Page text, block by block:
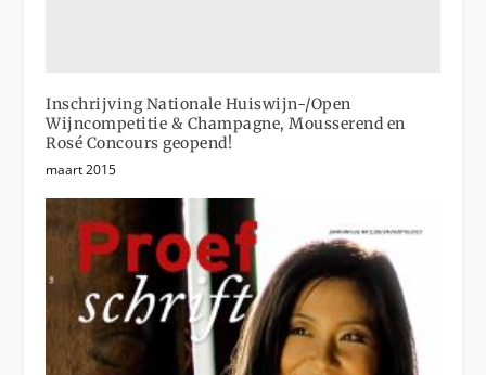
Inschrijving Nationale Huiswijn-/Open
Wijncompetitie & Champagne, Mousserend en
Rosé Concours geopend!
maart 2015